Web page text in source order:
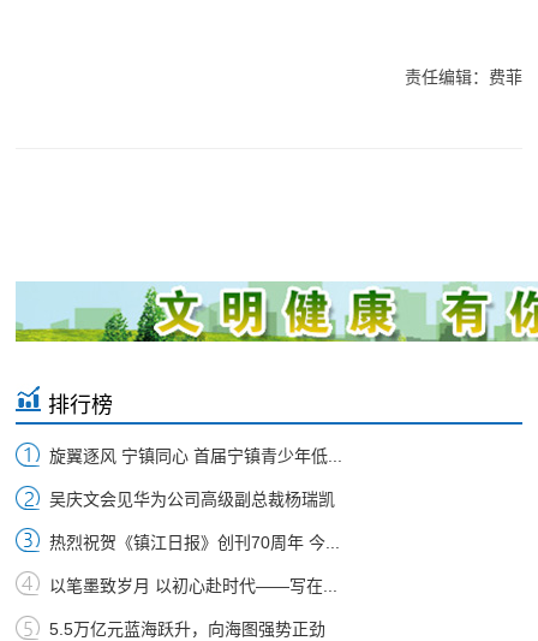
责任编辑：费菲
排行榜
旋翼逐风 宁镇同心 首届宁镇青少年低...
吴庆文会见华为公司高级副总裁杨瑞凯
热烈祝贺《镇江日报》创刊70周年 今...
以笔墨致岁月 以初心赴时代——写在...
5.5万亿元蓝海跃升，向海图强势正劲